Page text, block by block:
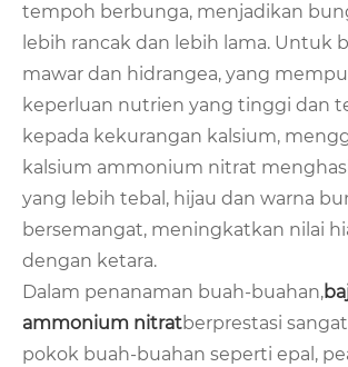
tempoh berbunga, menjadikan
lebih rancak dan lebih lama. Untuk
mawar dan hidrangea, yang
keperluan nutrien yang tinggi dan
kepada kekurangan kalsium,
kalsium ammonium nitrat
yang lebih tebal, hijau dan warna
bersemangat, meningkatkan nilai
dengan ketara.
Dalam penanaman buah-buahan,
ammonium nitratberprestasi
pokok buah-buahan seperti epal,